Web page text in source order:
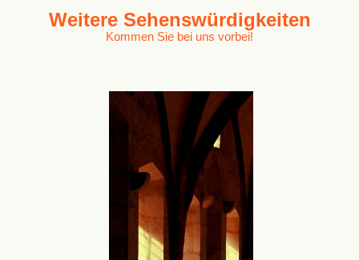
Weitere Sehenswürdigkeiten
Kommen Sie bei uns vorbei!